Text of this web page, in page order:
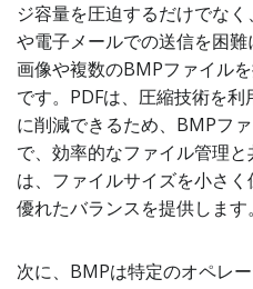
ジ容量を圧迫するだけでな
や電子メールでの送信を困
画像や複数のBMPファイル
です。PDFは、圧縮技術を
に削減できるため、BMPフ
で、効率的なファイル管理
は、ファイルサイズを小さ
優れたバランスを提供します。
次に、BMPは特定のオペレ